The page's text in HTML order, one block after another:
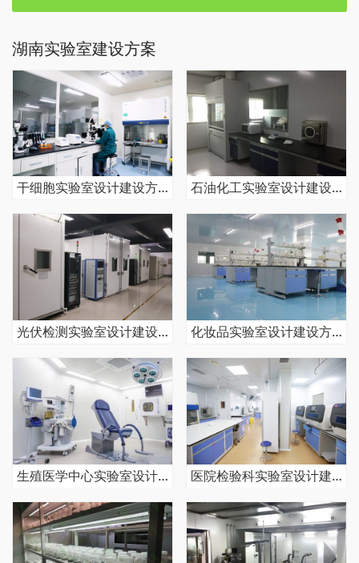
湖南实验室建设方案
干细胞实验室设计建设方案 石油化工实验室设计建设方案
光伏检测实验室设计建设方案 化妆品实验室设计建设方案
生殖医学中心实验室设计建设方案 医院检验科实验室设计建设方案